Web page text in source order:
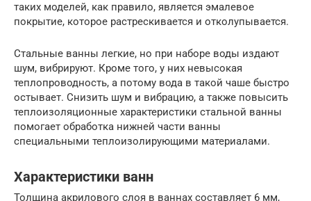
таких моделей, как правило, является эмалевое
покрытие, которое растрескивается и отколупывается.
Стальные ванны легкие, но при наборе воды издают
шум, вибрируют. Кроме того, у них невысокая
теплопроводность, а потому вода в такой чаше быстро
остывает. Снизить шум и вибрацию, а также повысить
теплоизоляционные характеристики стальной ванны
помогает обработка нижней части ванны
специальными теплоизолирующими материалами.
Характеристики ванн
Толщина акрилового слоя в ваннах составляет 6 мм,